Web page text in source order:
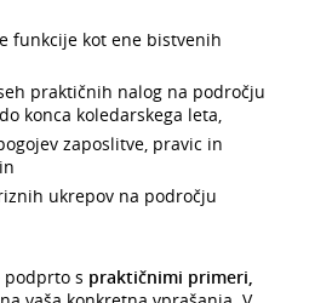
funkcije kot ene bistvenih
praktičnih nalog na področju
konca koledarskega leta,
zaposlitve, pravic in
ukrepov na področju
podprto s praktičnimi primeri,